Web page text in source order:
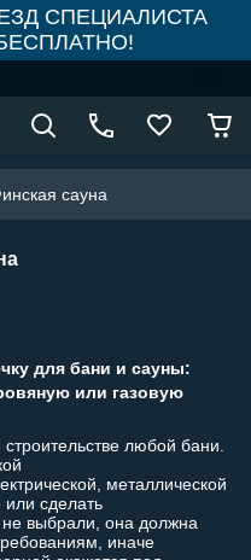
СПЕЦИАЛИСТА
сауна
для бани и сауны:
или газовую
любой бани.
металлической
сделать
выбрали, она должна
иначе